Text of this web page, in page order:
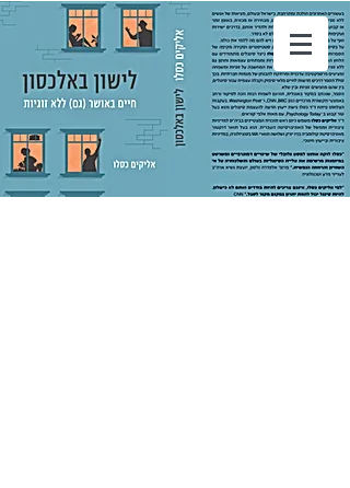
Happy Singlehood
The Rising
Acceptance and
Celebration of Solo
Living